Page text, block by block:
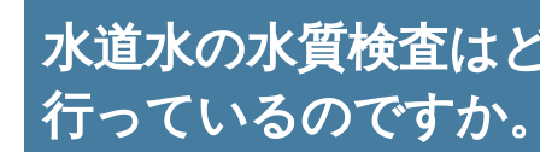
水道水の水質検査は
行っているのですか